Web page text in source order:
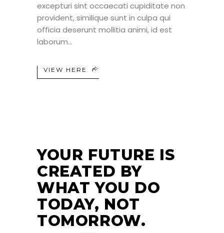
excepturi sint occaecati cupiditate non
provident, similique sunt in culpa qui
officia deserunt mollitia animi, id est
laborum
VIEW HERE
YOUR FUTURE IS
CREATED BY
WHAT YOU DO
TODAY, NOT
TOMORROW.